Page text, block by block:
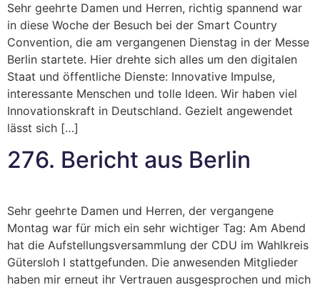
Sehr geehrte Damen und Herren, richtig spannend war
in diese Woche der Besuch bei der Smart Country
Convention, die am vergangenen Dienstag in der Messe
Berlin startete. Hier drehte sich alles um den digitalen
Staat und öffentliche Dienste: Innovative Impulse,
interessante Menschen und tolle Ideen. Wir haben viel
Innovationskraft in Deutschland. Gezielt angewendet
lässt sich […]
276. Bericht aus Berlin
Sehr geehrte Damen und Herren, der vergangene
Montag war für mich ein sehr wichtiger Tag: Am Abend
hat die Aufstellungsversammlung der CDU im Wahlkreis
Gütersloh I stattgefunden. Die anwesenden Mitglieder
haben mir erneut ihr Vertrauen ausgesprochen und mich